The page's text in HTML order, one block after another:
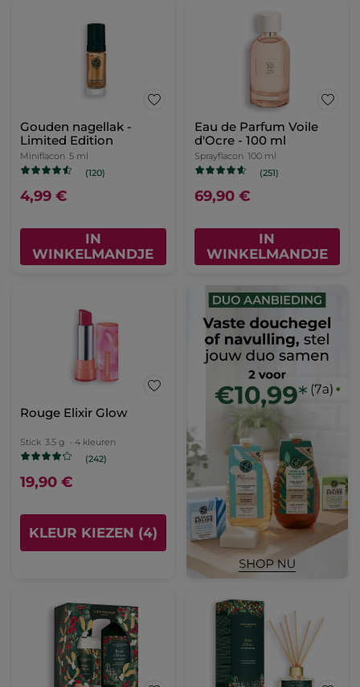
Gouden nagellak -
Limited Edition
Miniflacon 5 ml
(120)
4,99 €
IN
WINKELMANDJE
Eau de Parfum Voile
d'Ocre - 100 ml
Sprayflacon 100 ml
(251)
69,90 €
IN
WINKELMANDJE
Rouge Elixir Glow
Stick 3.5 g - 4 kleuren
(242)
19,90 €
KLEUR KIEZEN (4)